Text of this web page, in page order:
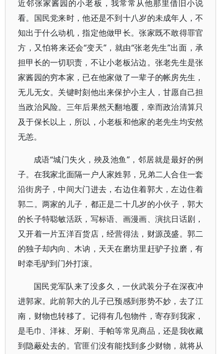
近邻张家酱园的小老板，我常常从他那里借旧小说
看。国民党来时，他还是不到十八岁的未成年人，不
知出于什么动机，指定他做甲长。张家既不敢得罪官
方，又怕将来还会“变天”，就由“张老先生”出面，承
担甲长的一切职责，不让小老板沾边。张老先生是张
家酱园的穷本家，已在他家做了一辈子的帐房先生，
无儿无女。关键时刻他出来保护小主人，甘愿自己担
当政治风险。三年后果然天翻地覆，幸而政治清算只
及于保长以上，所以，小老板和他家的老先生均安然
无恙。
成语“城门失火，殃及池鱼”，邻居就是最好的例
子。在我家北面隔一户人家姓郭，兄弟二人合住一套
沿街房子，中间大门进去，右边住着郭大，左边住着
郭二。两家的儿子，都正是二十几岁的小伙子，郭大
的长子特聪敏活跃，写标语、画漫画、演抗日话剧，
又开着一片五洋百货店，经营得法，财源茂盛。郭二
的独子却内向、木讷，天天在磨坊里赶驴子拉磨，有
时牵毛驴到门外打滚。
国民党军队来了没多久，一伙武装分子在深夜冲
进郭家。此前郭大的儿子已预感到形势不妙，去了江
南，财物也转移了。记得有几包物件，寄存到我家，
是毛巾、洋袜、牙刷、手帕等常见商品，还是我收藏
到隐蔽处去的。官匪们没有能找到多少财物，就将从